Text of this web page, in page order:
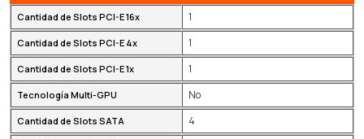
Cantidad de Slots PCI-E 16x 1
Cantidad de Slots PCI-E 4x 1
Cantidad de Slots PCI-E 1x 1
Tecnología Multi-GPU No
Cantidad de Slots SATA 4